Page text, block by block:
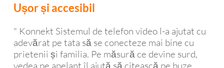
Ușor și accesibil
" Konnekt Sistemul de telefon video l-a ajutat cu
adevărat pe tata să se conecteze mai bine cu
prietenii și familia. Pe măsură ce devine surd,
vedea pe apelant îl ajută să citească pe buze,